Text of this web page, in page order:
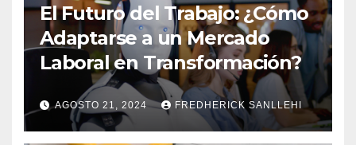
El Futuro del Trabajo: ¿Cómo
Adaptarse a un Mercado
Laboral en Transformación?
AGOSTO 21, 2024 FREDHERICK SANLLEHI